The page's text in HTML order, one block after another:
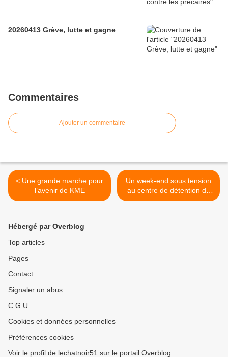
20260413 Grève, lutte et gagne
Commentaires
Ajouter un commentaire
< Une grande marche pour
l’avenir de KME
Un week-end sous tension
au centre de détention de
Villenauxe ? >
Hébergé par Overblog
Top articles
Pages
Contact
Signaler un abus
C.G.U.
Cookies et données personnelles
Préférences cookies
Voir le profil de lechatnoir51 sur le portail Overblog